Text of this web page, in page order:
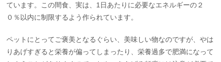
ています。この間食、実は、1日あたりに必要なエネルギーの２
０％以内に制限するよう作られています。
ペットにとってご褒美となるぐらい、美味しい物なのですが、やは
りあげすぎると栄養が偏ってしまったり、栄養過多で肥満になって